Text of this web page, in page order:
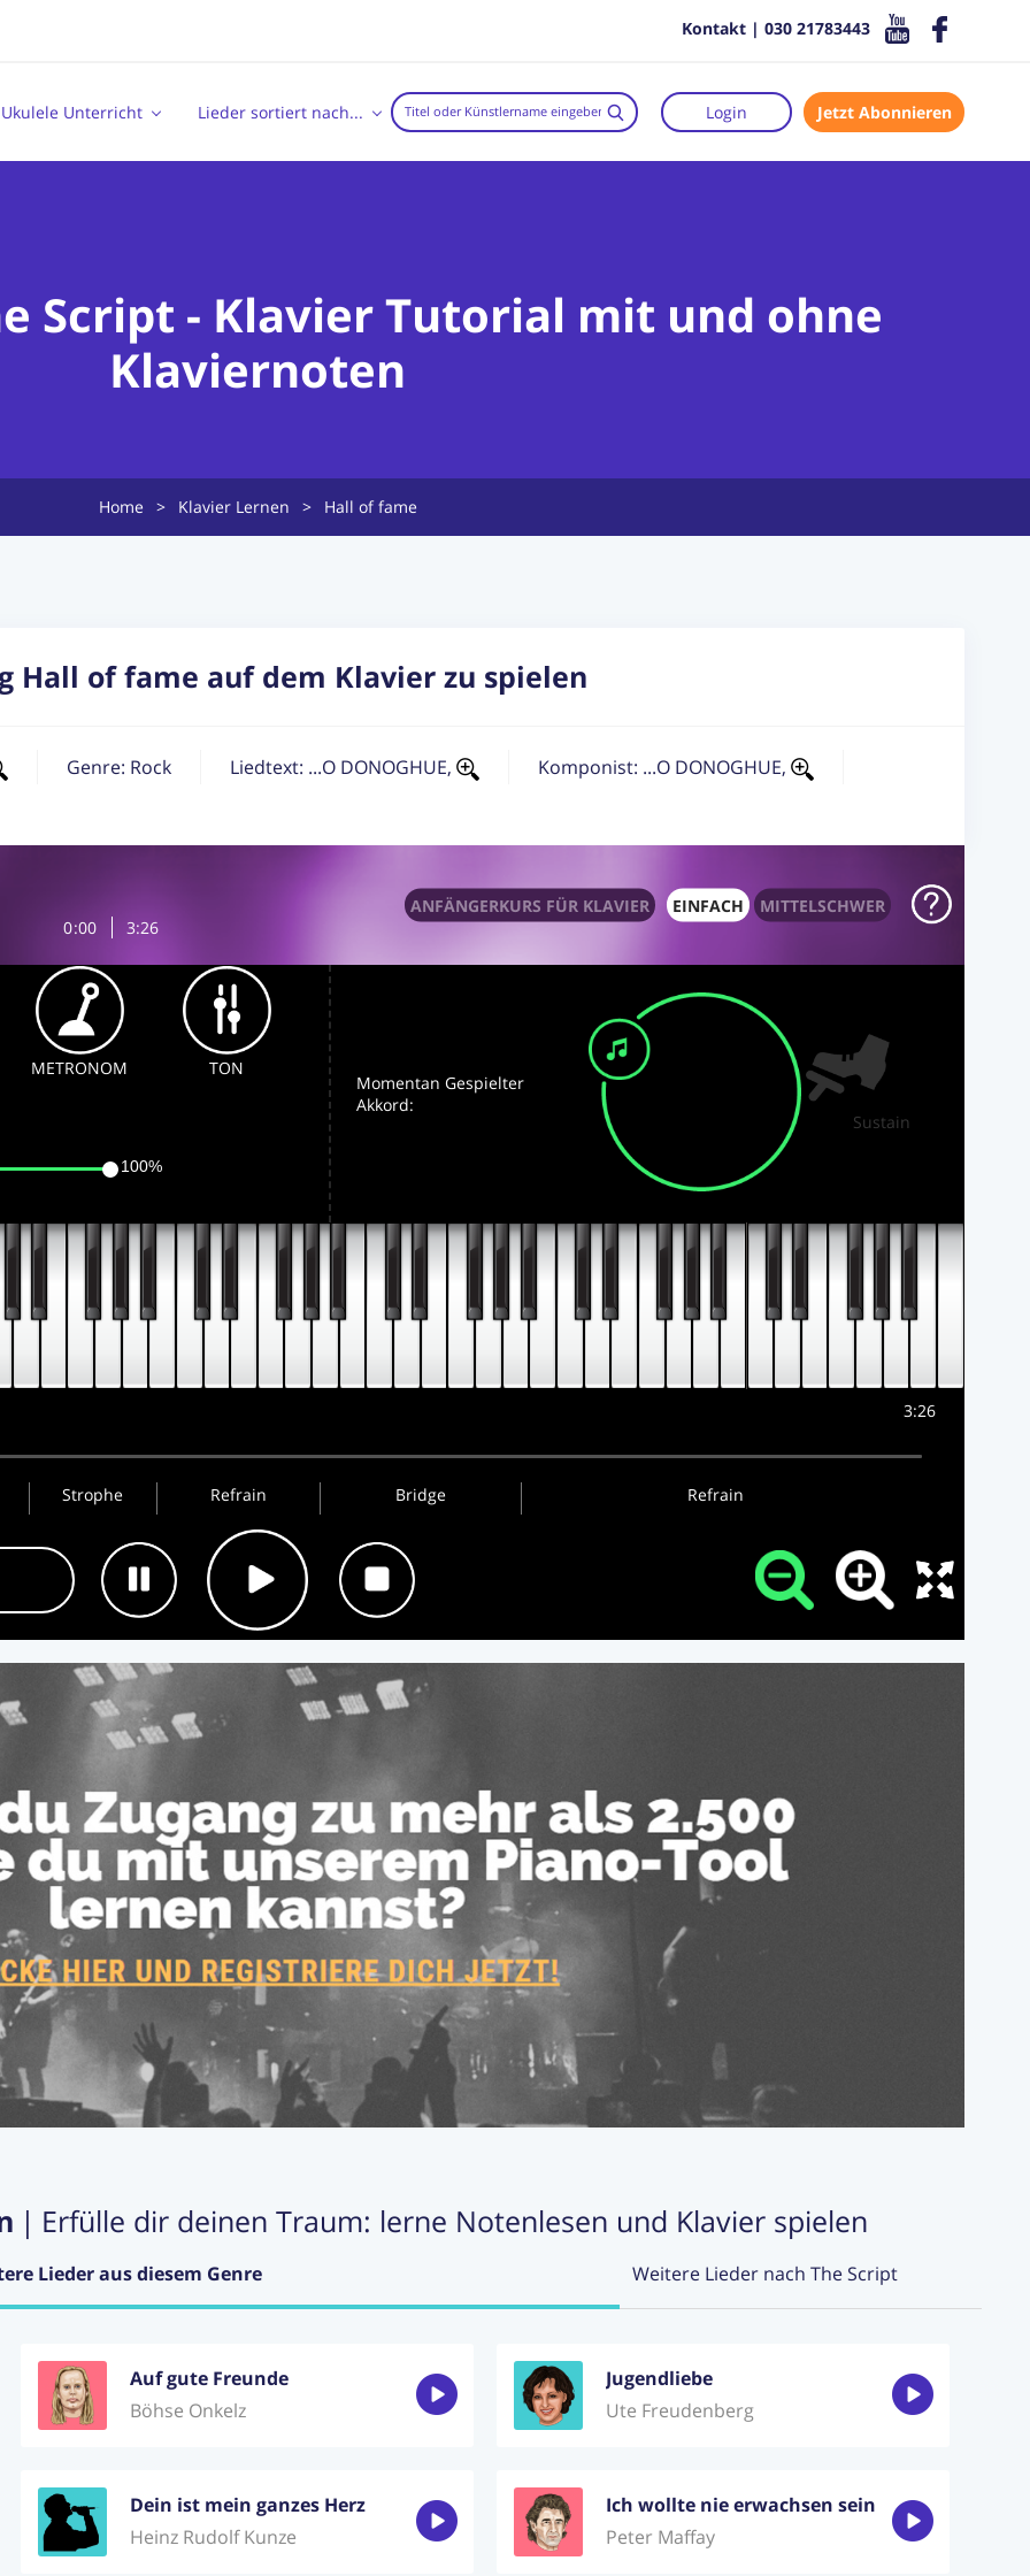
Kontakt | 030 21783443
Ukulele Unterricht Lieder sortiert nach... Login Jetzt Abonnieren
Script - Klavier Tutorial mit und ohne
Klaviernoten
Home > Klavier Lernen > Hall of fame
Hall of fame auf dem Klavier zu spielen
Genre: Rock Liedtext: ...O DONOGHUE, Komponist: ...O DONOGHUE,
0:00 3:26
MITTELSCHWER
EINFACH
ANFÄNGERKURS FÜR KLAVIER
METRONOM TON
100%
Momentan Gespielter
Akkord:
Sustain
3:26
Strophe Refrain Bridge Refrain
| Erfülle dir deinen Traum: lerne Notenlesen und Klavier spielen
Lieder aus diesem Genre Weitere Lieder nach The Script
Auf gute Freunde
Böhse Onkelz
Jugendliebe
Ute Freudenberg
Dein ist mein ganzes Herz
Heinz Rudolf Kunze
Ich wollte nie erwachsen sein
Peter Maffay